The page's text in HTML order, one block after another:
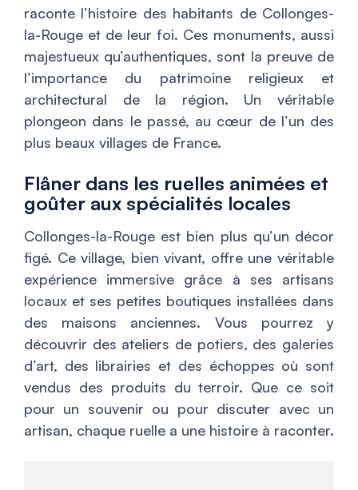
raconte l’histoire des habitants de Collonges-
la-Rouge et de leur foi. Ces monuments, aussi
majestueux qu’authentiques, sont la preuve de
l’importance du patrimoine religieux et
architectural de la région. Un véritable
plongeon dans le passé, au cœur de l’un des
plus beaux villages de France.
Flâner dans les ruelles animées et
goûter aux spécialités locales
Collonges-la-Rouge est bien plus qu’un décor
figé. Ce village, bien vivant, offre une véritable
expérience immersive grâce à ses artisans
locaux et ses petites boutiques installées dans
des maisons anciennes. Vous pourrez y
découvrir des ateliers de potiers, des galeries
d’art, des librairies et des échoppes où sont
vendus des produits du terroir. Que ce soit
pour un souvenir ou pour discuter avec un
artisan, chaque ruelle a une histoire à raconter.